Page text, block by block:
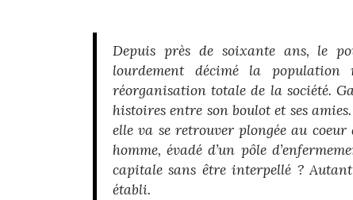
Depuis près de soixante ans, le
lourdement décimé la
réorganisation totale de la société.
histoires entre son boulot et ses
elle va se retrouver plongée au coeur
homme, évadé d’un pôle
capitale sans être interpellé ?
établi.